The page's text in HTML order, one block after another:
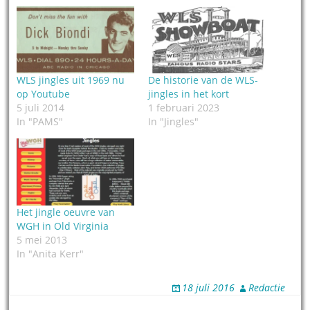
WLS jingles uit 1969 nu
op Youtube
5 juli 2014
In "PAMS"
De historie van de WLS-
jingles in het kort
1 februari 2023
In "Jingles"
Het jingle oeuvre van
WGH in Old Virginia
5 mei 2013
In "Anita Kerr"
18 juli 2016 Redactie